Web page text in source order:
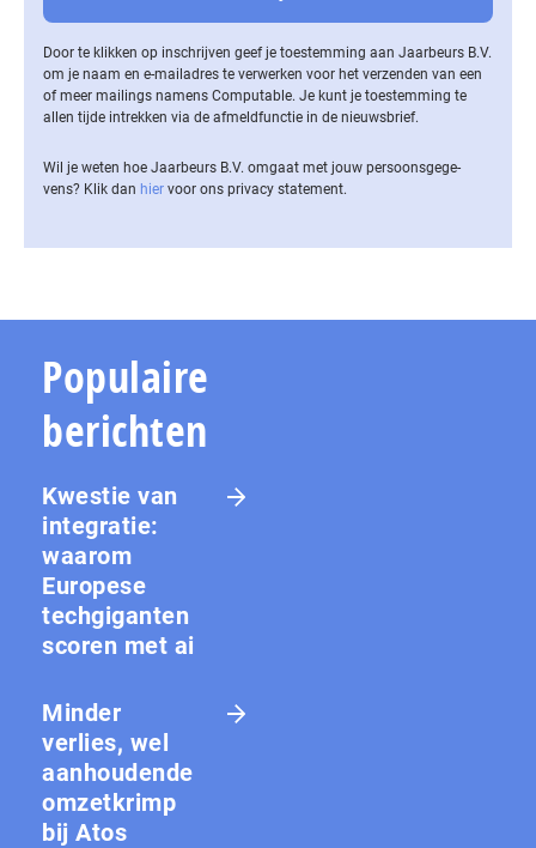
Door te klikken op inschrijven geef je toestemming aan Jaarbeurs B.V.
om je naam en e-mailadres te verwerken voor het verzenden van een
of meer mailings namens Computable. Je kunt je toestemming te
allen tijde intrekken via de af­meld­func­tie in de nieuwsbrief.
Wil je weten hoe Jaarbeurs B.V. omgaat met jouw per­soons­ge­ge­
vens? Klik dan hier voor ons privacy statement.
Populaire
berichten
Kwestie van
integratie:
waarom
Europese
techgiganten
scoren met ai
Minder
verlies, wel
aanhoudende
omzetkrimp
bij Atos